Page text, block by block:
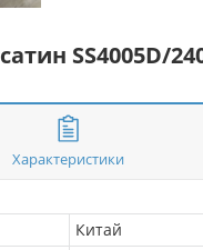
SS4005D/
Характеристики
Китай